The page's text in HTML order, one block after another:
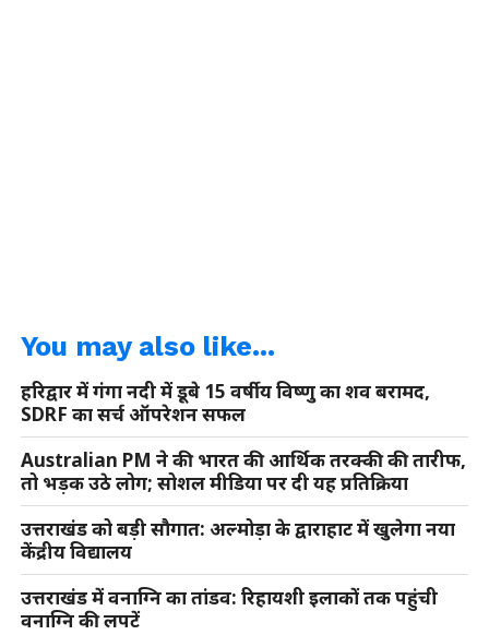
You may also like...
हरिद्वार में गंगा नदी में डूबे 15 वर्षीय विष्णु का शव बरामद,
SDRF का सर्च ऑपरेशन सफल
Australian PM ने की भारत की आर्थिक तरक्की की तारीफ,
तो भड़क उठे लोग; सोशल मीडिया पर दी यह प्रतिक्रिया
उत्तराखंड को बड़ी सौगात: अल्मोड़ा के द्वाराहाट में खुलेगा नया
केंद्रीय विद्यालय
उत्तराखंड में वनाग्नि का तांडव: रिहायशी इलाकों तक पहुंची
वनाग्नि की लपटें